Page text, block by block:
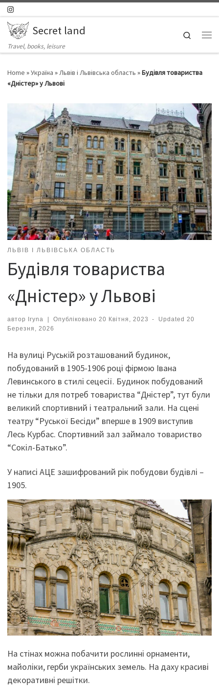
Skip to content
Secret land
Travel, books, leisure
Search
Home »Україна »Львів і Львівська область »Будівля товариства
«Дністер» у Львові
ЛЬВІВ І ЛЬВІВСЬКА ОБЛАСТЬ
Будівля товариства
«Дністер» у Львові
автор Iryna Опубліковано 20 Квітня, 2023 - Updated20
Березня, 2026
На вулиці Руській розташований будинок,
побудований в 1905-1906 році фірмою Івана
Левинського в стилі сецесії. Будинок побудований
не тільки для потреб товариства “Дністер”, тут були
великий спортивний і театральний зали. На сцені
театру “Руської Бесіди” вперше в 1909 виступив
Лесь Курбас. Спортивний зал займало товариство
“Сокіл-Батько”.
У написі АЦЕ зашифрований рік побудови будівлі –
1905.
На стінах можна побачити рослинні орнаменти,
майоліки, герби українських земель. На даху красиві
декоративні решітки.